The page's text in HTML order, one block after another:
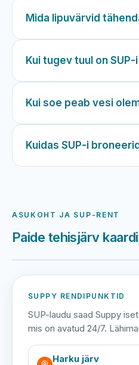
Mida lipuvärvid
Kui tugev tuul on
Kui soe peab vesi
Kuidas SUP-i
ASUKOHT JA SUP-RENT
Paide tehisjärv
Harku järv
SUPPY RENDIPUNKTID
SUP-laudu saad Suppy
mis on avatud 24/7.
Harku järv